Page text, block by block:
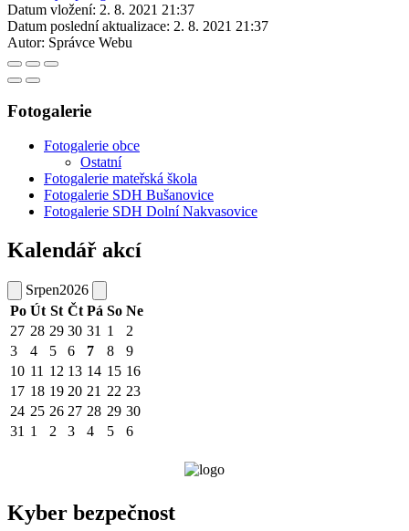
Datum vložení: 2. 8. 2021 21:37
Datum poslední aktualizace: 2. 8. 2021 21:37
Autor: Správce Webu
Fotogalerie
Fotogalerie obce
Ostatní
Fotogalerie mateřská škola
Fotogalerie SDH Bušanovice
Fotogalerie SDH Dolní Nakvasovice
Kalendář akcí
Srpen2026
Po Út St Čt Pá So Ne
27 28 29 30 31 1
2
3
4 5 6 7 8
9
10 11 12 13 14 15 16
17 18 19 20 21 22 23
24 25 26 27 28 29 30
31 1 2 3 4 5 6
Kyber bezpečnost